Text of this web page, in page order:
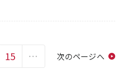
15 … 次のページへ